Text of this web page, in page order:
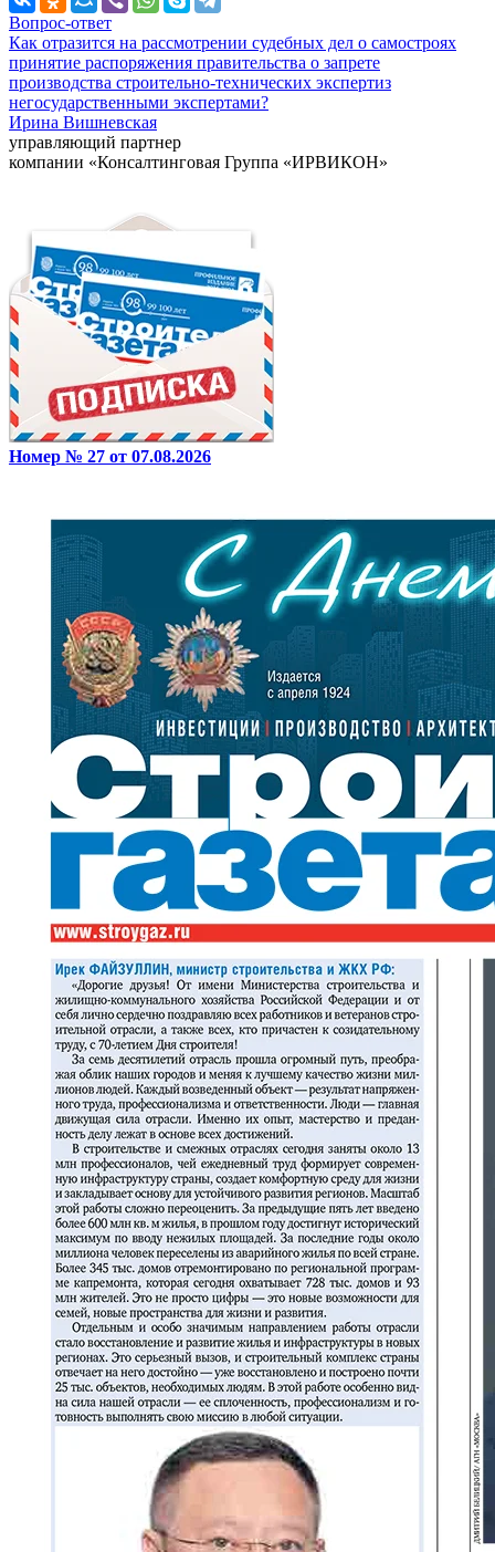
Вопрос-ответ
Как отразится на рассмотрении судебных дел о самостроях
принятие распоряжения правительства о запрете
производства строительно-технических экспертиз
негосударственными экспертами?
Ирина Вишневская
управляющий партнер
компании «Консалтинговая Группа «ИРВИКОН»
Номер № 27 от 07.08.2026